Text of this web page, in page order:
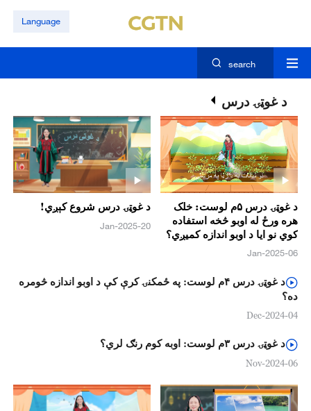
Language
search
د غوټۍ درس
د غوټۍ درس شروع کېږي!
20-Jan-2025
د غوټۍ درس ۵م لوست: خلک
هره ورځ له اوبو څخه استفاده
کوي نو ايا د اوبو اندازه کميږي؟
06-Jan-2025
د غوټۍ درس ۴م لوست: په ځمکنۍ کرې کې د اوبو اندازه څومره
ده؟
04-Dec-2024
د غوټۍ درس ۳م لوست: اوبه کوم رنګ لري؟
06-Nov-2024